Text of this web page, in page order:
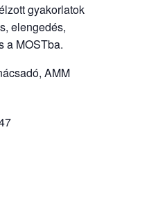
gyakorlatok
elengedés,
a MOSTba.
AMM